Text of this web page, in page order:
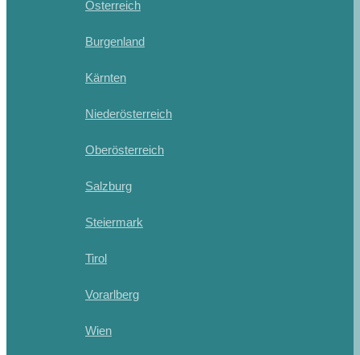
Österreich
Burgenland
Kärnten
Niederösterreich
Oberösterreich
Salzburg
Steiermark
Tirol
Vorarlberg
Wien